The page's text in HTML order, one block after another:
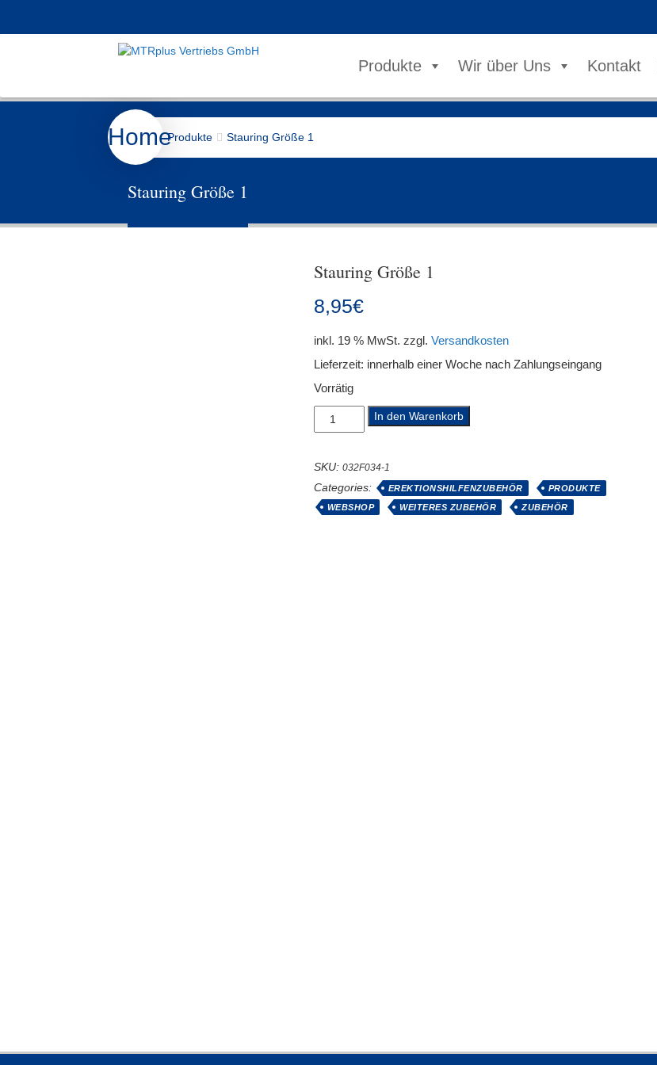
Produkte Wir über Uns Kontakt
HomeProdukte Stauring Größe 1
Stauring Größe 1
Stauring Größe 1
8,95€
inkl. 19 % MwSt. zzgl. Versandkosten
Lieferzeit: innerhalb einer Woche nach Zahlungseingang
Vorrätig
Stauring
Menge
In den Warenkorb
SKU: 032F034-1
Categories: EREKTIONSHILFENZUBEHÖR
PRODUKTE
WEBSHOP
WEITERES ZUBEHÖR ZUBEHÖR